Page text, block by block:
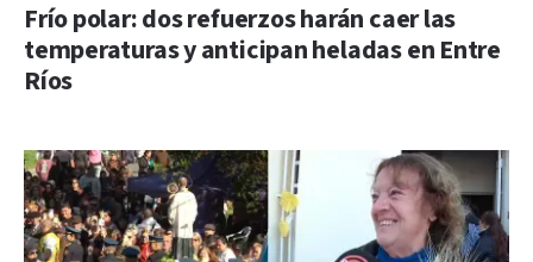
Frío polar: dos refuerzos harán caer las
temperaturas y anticipan heladas en Entre
Ríos